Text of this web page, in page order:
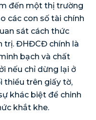
đến một thị trường
các con số tài chính
sát cách thức
trị. ĐHĐCĐ chính là
bạch và chất
nếu chỉ dừng lại ở
thiểu trên giấy tờ,
khác biệt để chinh
khắt khe.